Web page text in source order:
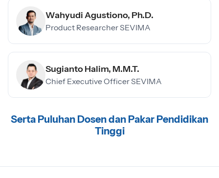
Wahyudi Agustiono, Ph.D.
Product Researcher SEVIMA
Sugianto Halim, M.M.T.
Chief Executive Officer SEVIMA
Serta Puluhan Dosen dan Pakar Pendidikan
Tinggi